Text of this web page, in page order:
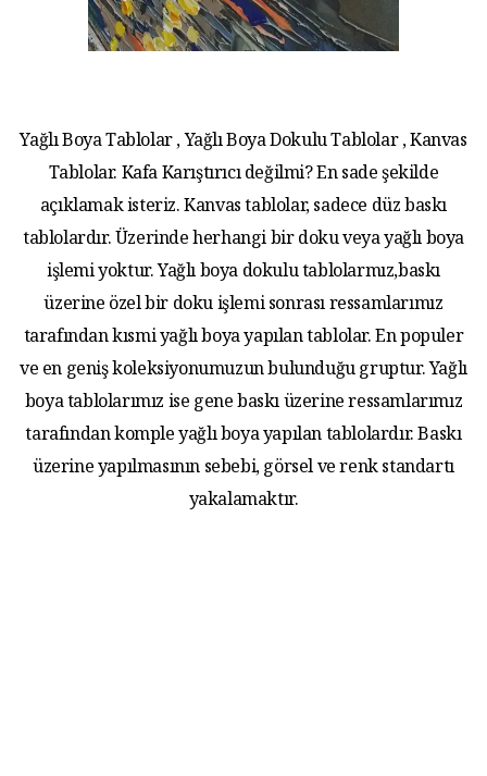
Yağlı Boya Tablolar , Yağlı Boya Dokulu Tablolar , Kanvas
Tablolar. Kafa Karıştırıcı değilmi? En sade şekilde
açıklamak isteriz. Kanvas tablolar, sadece düz baskı
tablolardır. Üzerinde herhangi bir doku veya yağlı boya
işlemi yoktur. Yağlı boya dokulu tablolarmız,baskı
üzerine özel bir doku işlemi sonrası ressamlarımız
tarafından kısmi yağlı boya yapılan tablolar. En populer
ve en geniş koleksiyonumuzun bulunduğu gruptur. Yağlı
boya tablolarımız ise gene baskı üzerine ressamlarımız
tarafından komple yağlı boya yapılan tablolardır. Baskı
üzerine yapılmasının sebebi, görsel ve renk standartı
yakalamaktır.